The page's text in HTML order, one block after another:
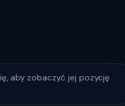
aby zobaczyć jej pozycję